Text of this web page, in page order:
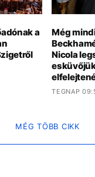
a
Még
Nicola
TEGNAP
MÉG TÖBB CIKK